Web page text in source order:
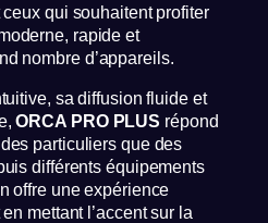
qui souhaitent profiter
rapide et
nombre d’appareils.
sa diffusion fluide et
ORCA PRO PLUS répond
particuliers que des
différents équipements
offre une expérience
mettant l’accent sur la